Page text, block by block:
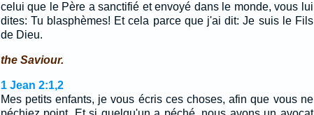
celui que le Père a sanctifié et envoyé dans le monde, vous lui
dites: Tu blasphèmes! Et cela parce que j'ai dit: Je suis le Fils
de Dieu.
the Saviour.
1 Jean 2:1,2
Mes petits enfants, je vous écris ces choses, afin que vous ne